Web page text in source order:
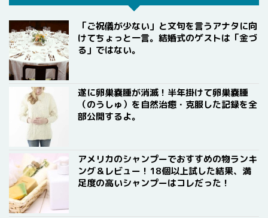
「ご祝儀が少ない」と文句を言うアナタに向
けてちょっと一言。結婚式のゲストは「金づ
る」ではない。
遂に卵巣嚢腫が消滅！半年掛けて卵巣嚢腫
（のうしゅ）を自然治癒・克服した記録を全
部公開するよ。
アメリカのシャンプーでおすすめの物ランキ
ング＆レビュー！18個以上試した結果、満
足度の高いシャンプーはコレだった！